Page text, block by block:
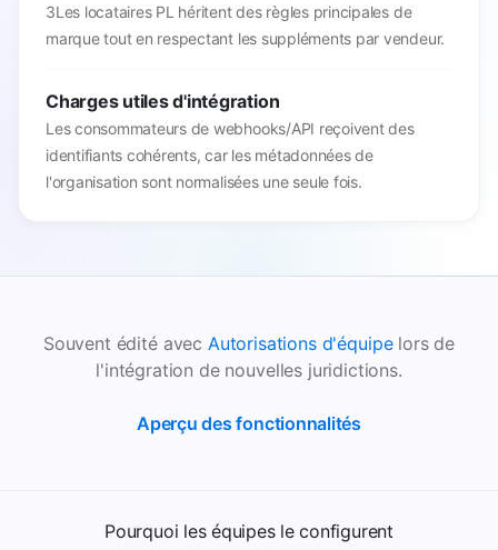
3Les locataires PL héritent des règles principales de
marque tout en respectant les suppléments par vendeur.
Charges utiles d'intégration
Les consommateurs de webhooks/API reçoivent des
identifiants cohérents, car les métadonnées de
l'organisation sont normalisées une seule fois.
Souvent édité avec Autorisations d'équipelors de
l'intégration de nouvelles juridictions.
Aperçu des fonctionnalités
Pourquoi les équipes le configurent